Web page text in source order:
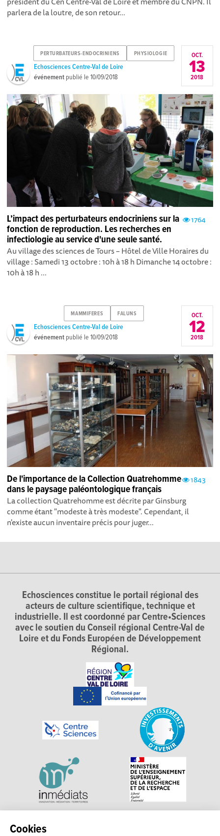
Cookies
parlera de la loutre, de son retour...
PERTURBATEURS-ENDOCRINIENS PHYSIOLOGIE
Echosciences Centre-Val de Loire
événement publié le10/09/2018
OCT.
13
2018
1764
L’impact des perturbateurs endocriniens sur la
fonction de reproduction. Les recherches en
infectiologie au service d'une seule santé.
Au village des sciences de Tours – Hôtel de Ville Horaires du
village : Samedi 13 octobre : 10h à 18 h Dimanche 14 octobre :
10h à 18 h ...
MAMMIFERES FALUNS
Echosciences Centre-Val de Loire
événement publié le10/09/2018
OCT.
12
2018
1843
De l'importance de la Collection Quatrehomme
dans le paysage paléontologique français
La collection Quatrehomme est décrite par Ginsburg
comme étant "modeste à très modeste". Cependant, il
n'existe aucun inventaire précis pour juger...
Echosciences constitue le portail régional des
acteurs de culture scientifique, technique et
industrielle. Il est coordonné par Centre•Sciences
avec le soutien du Conseil régional Centre-Val de
Loire et du Fonds Européen de Développement
Régional.
Explorer, s’exprimer, rentrer en contact : Echosciences